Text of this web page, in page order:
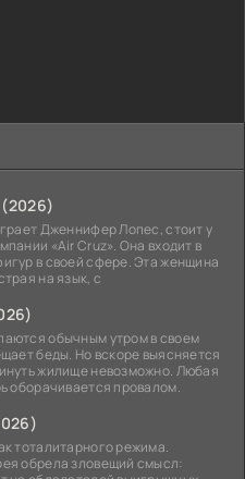
Дженнифер Лопес, стоит у
«Air Cruz». Она входит в
в своей сфере. Эта женщина
на язык, с
обычным утром в своем
беды. Но вскоре выясняется
жилище невозможно. Любая
оборачивается провалом.
тоталитарного режима.
обрела зловещий смысл: